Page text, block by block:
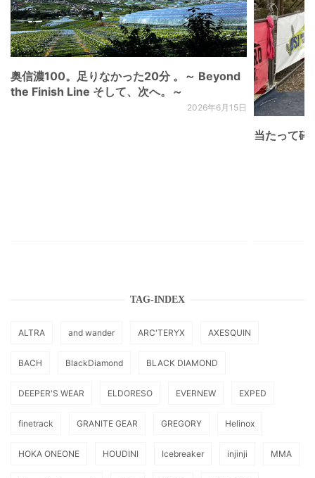
奥信濃100。足りなかった20分 。～ Beyond
the Finish Line そして、次へ。～
2026年6月15日
当たって砕
TAG-INDEX
ALTRA and wander ARC'TERYX AXESQUIN
BACH BlackDiamond BLACK DIAMOND
DEEPER'S WEAR ELDORESO EVERNEW EXPED
finetrack GRANITE GEAR GREGORY Helinox
HOKA ONEONE HOUDINI Icebreaker injinji MMA